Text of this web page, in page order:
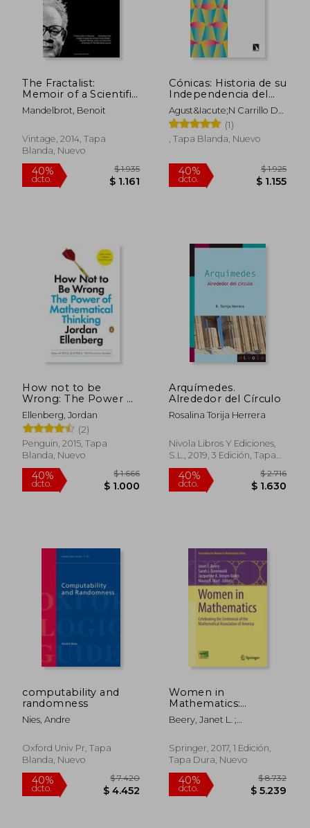
The Fractalist:
Memoir of a Scientific
Maverick (en Inglés)
Mandelbrot, Benoit
Vintage, 2014, Tapa
Blanda, Nuevo
Cónicas: Historia de su
Independencia del
Cono: 14 (Miradas
Matemáticas)
Agust&Iacute;N Carrillo De
Albornoz; Manuel De
Le&Oacute;N
(1)
, Tapa Blanda, Nuevo
40%
dcto.
How not to be
Wrong: The Power of
Mathematical
Thinking (en Inglés)
Ellenberg, Jordan
(2)
Penguin, 2015, Tapa
Blanda, Nuevo
40%
Arquímedes.
Alrededor del Círculo
Rosalina Torija Herrera
Nivola Libros Y Ediciones,
S.L., 2019, 3 Edición, Tapa
Blanda, Nuevo
40%
computability and
randomness
Nies, Andre
Oxford Univ Pr, Tapa
Blanda, Nuevo
Women in
Mathematics:
Celebrating the
Centennial of the
Association of
America (en Inglés)
Beery, Janet L. ;
Jensen-Vallin, Jacqueline A.
Springer, 2017, 1 Edición,
Tapa Dura, Nuevo